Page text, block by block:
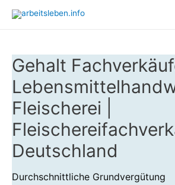
Gehalt
Fleischerei |
Deutschland
Durchschnittliche Grundvergütung